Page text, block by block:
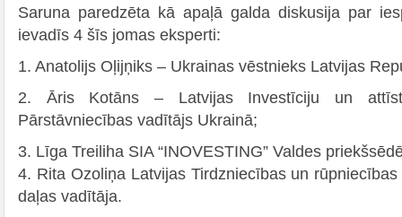
Saruna paredzēta kā apaļā galda diskusija par
ievadīs 4 šīs jomas eksperti:
1. Anatolijs Oļijņiks – Ukrainas vēstnieks Latvijas
2. Āris Kotāns – Latvijas Investīciju un
Pārstāvniecības vadītājs Ukrainā;
3. Līga Treiliha SIA “INOVESTING” Valdes
4. Rita Ozoliņa Latvijas Tirdzniecības un
daļas vadītāja.